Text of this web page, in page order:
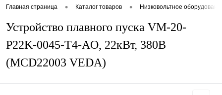
Главная страница • Каталог товаров • Низковольтное
Устройство плавного пуска VM-20-
P22K-0045-T4-AO, 22кВт, 380В
(MCD22003 VEDA)